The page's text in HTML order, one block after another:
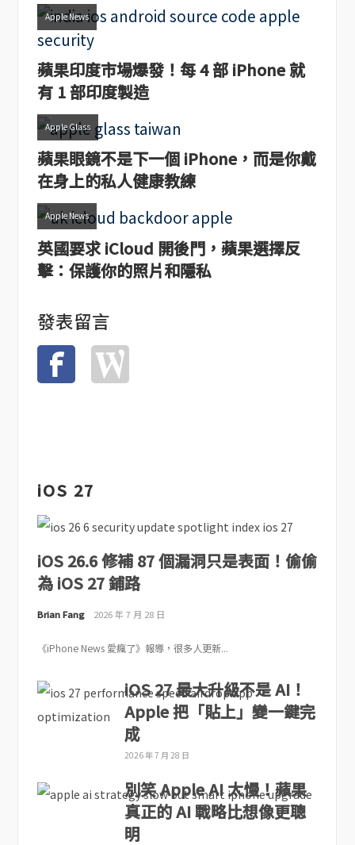
Apple News
蘋果印度市場爆發！每 4 部 iPhone 就
有 1 部印度製造
Apple Glass
蘋果眼鏡不是下一個 iPhone，而是你戴
在身上的私人健康教練
Apple News
英國要求 iCloud 開後門，蘋果選擇反
擊：保護你的照片和隱私
發表留言
iOS 27
iOS 26.6 修補 87 個漏洞只是表面！偷偷
為 iOS 27 鋪路
Brian Fang 2026 年 7 月 28 日
《iPhone News 愛瘋了》報導，很多人更新...
iOS 27 最大升級不是 AI！
Apple 把「貼上」變一鍵完
成
2026 年 7 月 28 日
別笑 Apple AI 太慢！蘋果
真正的 AI 戰略比想像更聰
明